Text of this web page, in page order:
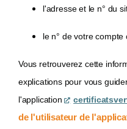
l'adresse et le n° du
le n° de votre
Vous retrouverez cette
explications pour vous
l'application
de l'utilisateur de